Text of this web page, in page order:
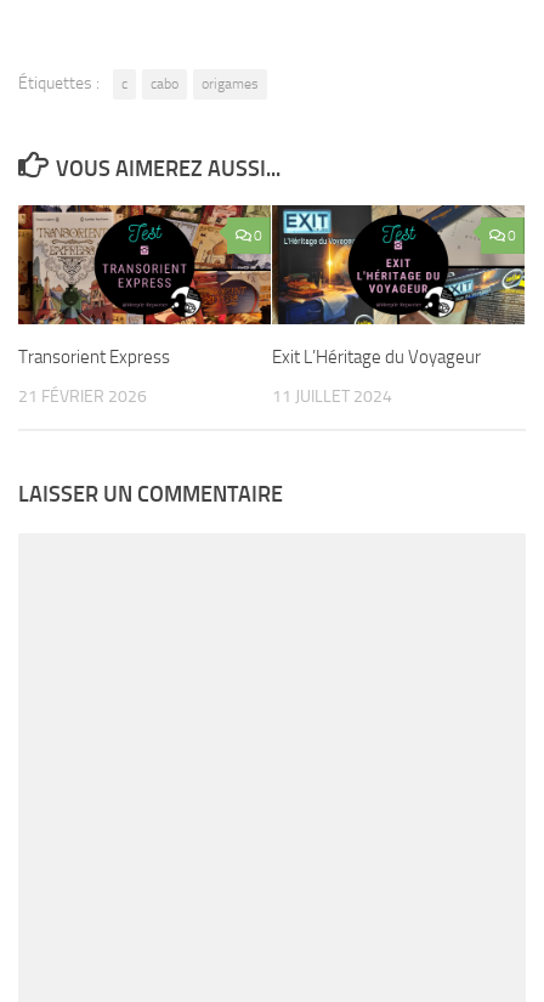
Étiquettes : c cabo origames
VOUS AIMEREZ AUSSI...
0
Transorient Express
21 FÉVRIER 2026
0
Exit L’Héritage du Voyageur
11 JUILLET 2024
LAISSER UN COMMENTAIRE